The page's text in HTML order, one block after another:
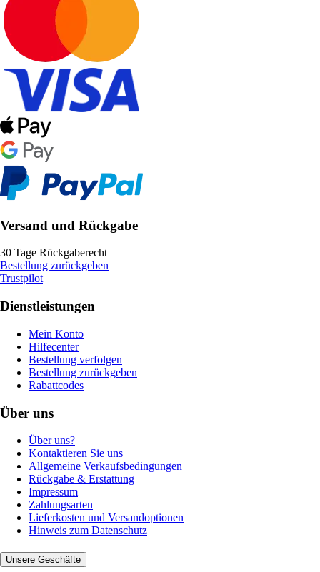
Versand und Rückgabe
30 Tage Rückgaberecht
Bestellung zurückgeben
Trustpilot
Dienstleistungen
Mein Konto
Hilfecenter
Bestellung verfolgen
Bestellung zurückgeben
Rabattcodes
Über uns
Über uns?
Kontaktieren Sie uns
Allgemeine Verkaufsbedingungen
Rückgabe & Erstattung
Impressum
Zahlungsarten
Lieferkosten und Versandoptionen
Hinweis zum Datenschutz
Unsere Geschäfte